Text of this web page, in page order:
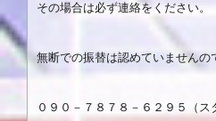
その場合は必ず連絡をください。
無断での振替は認めていませんの
０９０－７８７８－６２９５（ス